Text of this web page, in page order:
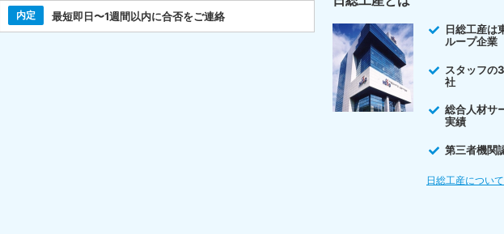
内定 最短即日〜1週間以内に合否をご連絡
日総工産は
ループ企業
スタッフの
社
総合人材サ
実績
第三者機関
日総工産につい